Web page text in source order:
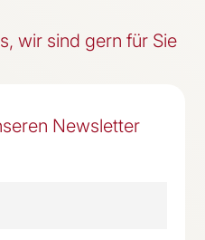
wir sind gern für Sie
Newsletter